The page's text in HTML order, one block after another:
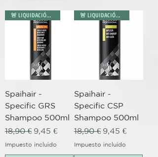
🚨 LIQUIDACIÓN 🚨
Spaihair -
Specific GRS
Shampoo 500ml
Precio
18,90 € Precio de oferta
9,45 €
Impuesto incluido
🚨 LIQUIDACIÓN 🚨
Spaihair -
Specific CSP
Shampoo 500ml
Precio
18,90 € Precio de
9,45 €
Impuesto incluido